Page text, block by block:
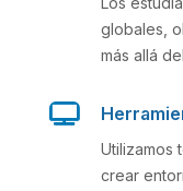
globales,
más allá

Utilizamos
crear